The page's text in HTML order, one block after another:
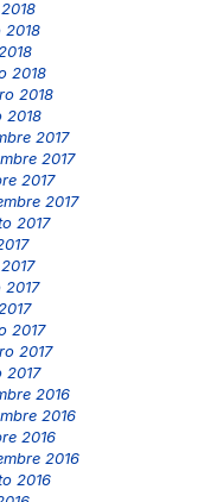
2018
2018
2018
2018
2017
2017
2017
2017
2017
2017
2017
2017
2017
2016
2016
2016
2016
2016